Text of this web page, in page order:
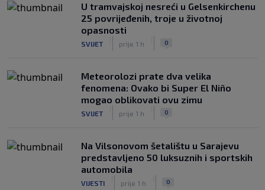
U tramvajskoj nesreći u Gelsenkirchenu
25 povrijeđenih, troje u životnoj
opasnosti
SVIJET prije 1 h 0
Meteorolozi prate dva velika
fenomena: Ovako bi Super El Niño
mogao oblikovati ovu zimu
SVIJET prije 1 h 0
Na Vilsonovom šetalištu u Sarajevu
predstavljeno 50 luksuznih i sportskih
automobila
VIJESTI prije 1 h 0